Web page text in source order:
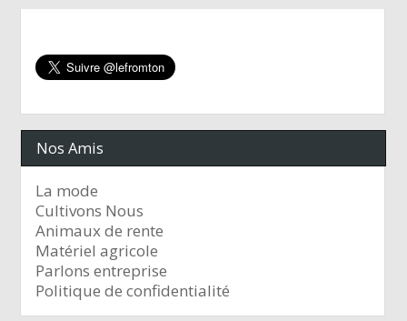
Nos Amis
La mode
Cultivons Nous
Animaux de rente
Matériel agricole
Parlons entreprise
Politique de confidentialité